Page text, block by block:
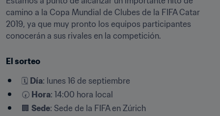
camino a la Copa Mundial de Clubes de la FIFA Catar
2019, ya que muy pronto los equipos participantes
conocerán a sus rivales en la competición.
El sorteo
🗓 Día: lunes 16 de septiembre
🕢 Hora: 14:00 hora local
🏢 Sede: Sede de la FIFA en Zúrich